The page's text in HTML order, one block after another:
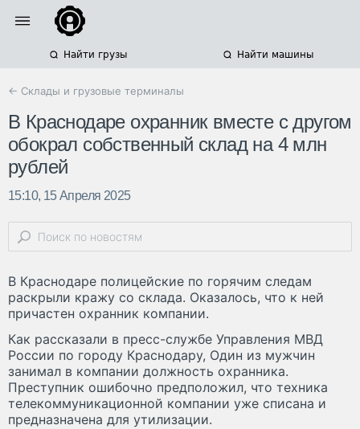
Найти грузы Найти машины
← Склады и грузовые терминалы
В Краснодаре охранник вместе с другом
обокрал собственный склад на 4 млн
рублей
15:10, 15 Апреля 2025
В Краснодаре полицейские по горячим следам
раскрыли кражу со склада. Оказалось, что к ней
причастен охранник компании.
Как рассказали в пресс-службе Управления МВД
России по городу Краснодару, Один из мужчин
занимал в компании должность охранника.
Преступник ошибочно предположил, что техника
телекоммуникационной компании уже списана и
предназначена для утилизации.